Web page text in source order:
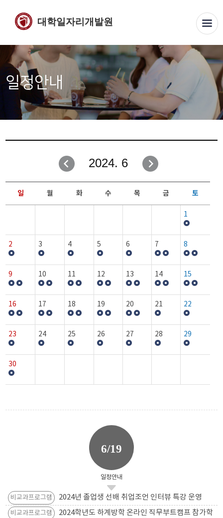
대학일자리개발원
일정안내
2024. 6
일 월 화 수 목 금 토
1
2 3 4 5 6 7 8
9 10 11 12 13 14 15
16 17 18 19 20 21 22
23 24 25 26 27 28 29
30
6/19
일정안내
비교과프로그램 2024년 졸업생 선배 취업조언 인터뷰 특강 운영
비교과프로그램
2024학년도 하계방학 온라인 직무부트캠프 참가학